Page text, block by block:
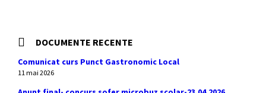
DOCUMENTE RECENTE
Comunicat curs Punct Gastronomic Local
11 mai 2026